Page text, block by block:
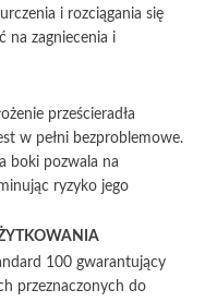
i rozciągania się
na zagniecenia i
prześcieradła
w pełni bezproblemowe.
boki pozwala na
ryzyko jego
100 gwarantujący
przeznaczonych do